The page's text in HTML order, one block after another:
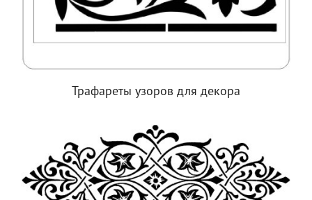
Трафареты узоров для декора